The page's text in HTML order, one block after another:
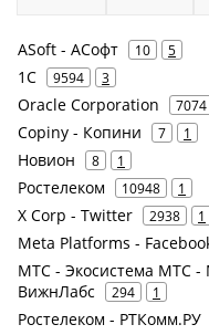
ASoft - АСофт 10 5
1С 9594 3
Oracle Corporation 7074
Copiny - Копини 7 1
Новион 8 1
Ростелеком 10948 1
X Corp - Twitter 2938 1
Meta Platforms -
МТС - Экосистема МТС
ВижнЛабс
294 1
Ростелеком - РТКомм.РУ